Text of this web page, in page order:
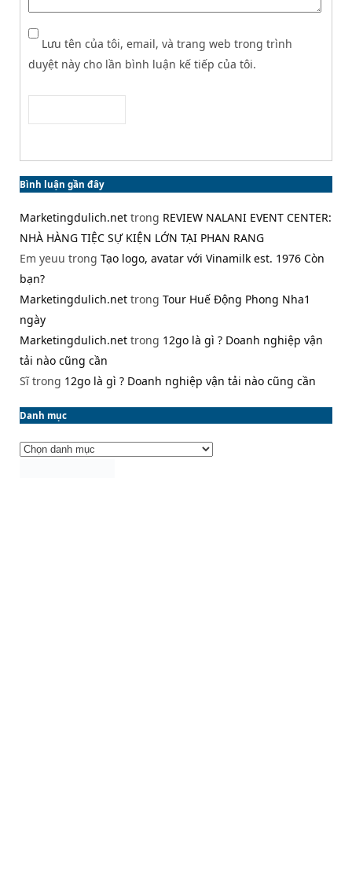
Lưu tên của tôi, email, và trang web trong trình
duyệt này cho lần bình luận kế tiếp của tôi.
Bình luận gần đây
Marketingdulich.net trong REVIEW NALANI EVENT CENTER:
NHÀ HÀNG TIỆC SỰ KIỆN LỚN TẠI PHAN RANG
Em yeuu trong Tạo logo, avatar với Vinamilk est. 1976 Còn
bạn?
Marketingdulich.net trong Tour Huế Động Phong Nha1
ngày
Marketingdulich.net trong 12go là gì ? Doanh nghiệp vận
tải nào cũng cần
Sĩtrong 12go là gì ? Doanh nghiệp vận tải nào cũng cần
Danh mục
Danh